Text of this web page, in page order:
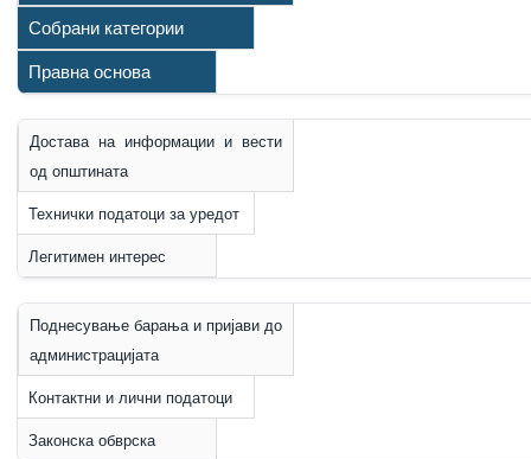
Собрани категории
Правна основа
Достава на информации и вести
од општината
Технички податоци за уредот
Легитимен интерес
Поднесување барања и пријави до
администрацијата
Контактни и лични податоци
Законска обврска